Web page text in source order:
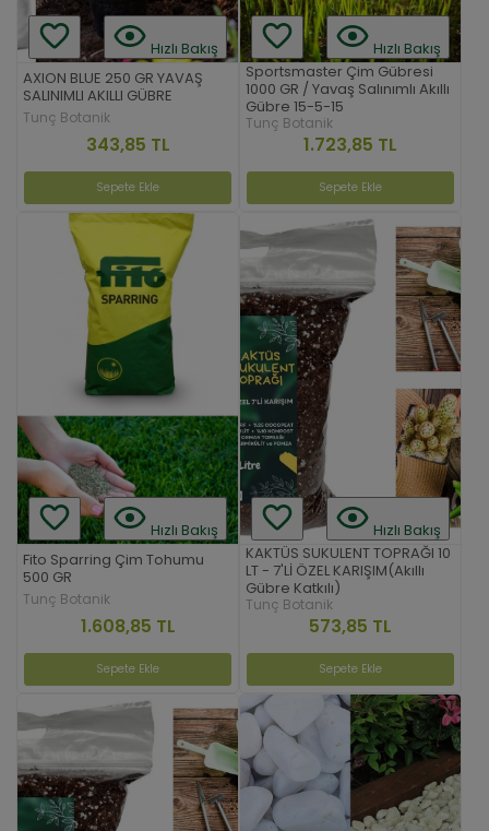
Hızlı Bakış
AXION BLUE 250 GR YAVAŞ
SALINIMLI AKILLI GÜBRE
Tunç Botanik
343,85 TL
Sepete Ekle
Hızlı Bakış
Sportsmaster Çim Gübresi
1000 GR / Yavaş Salınımlı Akıllı
Gübre 15-5-15
Tunç Botanik
1.723,85 TL
Sepete Ekle
Hızlı Bakış
Fito Sparring Çim Tohumu
500 GR
Tunç Botanik
1.608,85 TL
Sepete Ekle
Hızlı Bakış
KAKTÜS SUKULENT TOPRAĞI 10
LT - 7'Lİ ÖZEL KARIŞIM(Akıllı
Gübre Katkılı)
Tunç Botanik
573,85 TL
Sepete Ekle